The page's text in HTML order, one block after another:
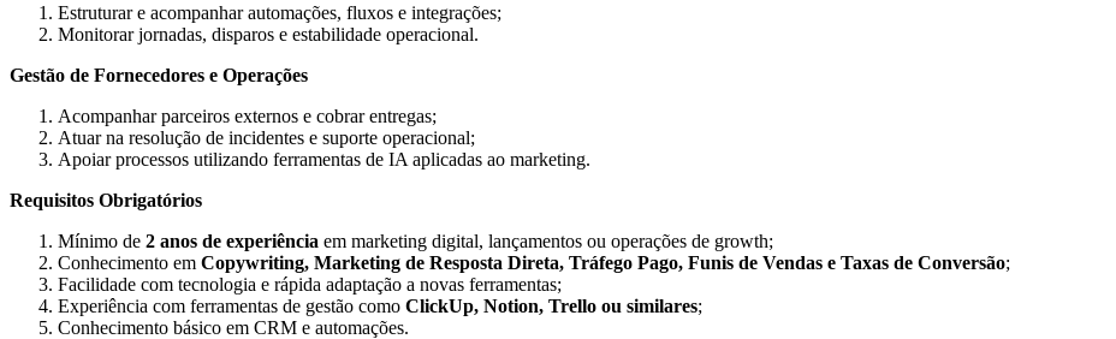
Estruturar e acompanhar automações, fluxos e integrações;
Monitorar jornadas, disparos e estabilidade operacional.
Gestão de Fornecedores e Operações
Acompanhar parceiros externos e cobrar entregas;
Atuar na resolução de incidentes e suporte operacional;
Apoiar processos utilizando ferramentas de IA aplicadas ao marketing.
Requisitos Obrigatórios
Mínimo de 2 anos de experiência em marketing digital, lançamentos ou operações de growth;
Conhecimento em Copywriting, Marketing de Resposta Direta, Tráfego Pago, Funis de Vendas e Taxas de Conversão;
Facilidade com tecnologia e rápida adaptação a novas ferramentas;
Experiência com ferramentas de gestão como ClickUp, Notion, Trello ou similares;
Conhecimento básico em CRM e automações.